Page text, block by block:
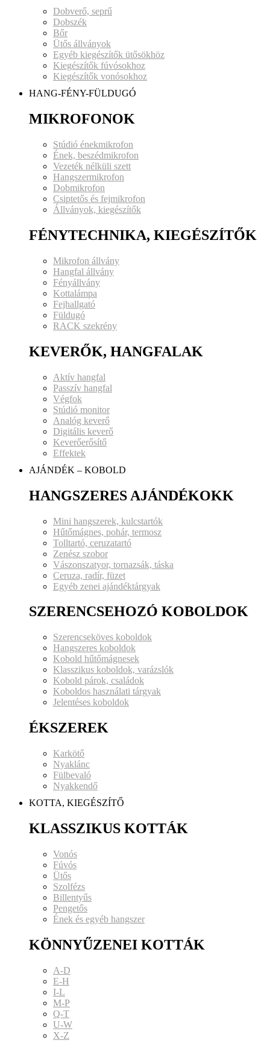
Dobverő, seprű
Dobszék
Bőr
Ütős állványok
Egyéb kiegészítők ütősökhöz
Kiegészítők fúvósokhoz
Kiegészítők vonósokhoz
HANG-FÉNY-FÜLDUGÓ
MIKROFONOK
Stúdió énekmikrofon
Ének, beszédmikrofon
Vezeték nélküli szett
Hangszermikrofon
Dobmikrofon
Csiptetős és fejmikrofon
Állványok, kiegészítők
FÉNYTECHNIKA, KIEGÉSZÍTŐK
Mikrofon állvány
Hangfal állvány
Fényállvány
Kottalámpa
Fejhallgató
Füldugó
RACK szekrény
KEVERŐK, HANGFALAK
Aktív hangfal
Passzív hangfal
Végfok
Stúdió monitor
Analóg keverő
Digitális keverő
Keverőerősítő
Effektek
AJÁNDÉK – KOBOLD
HANGSZERES AJÁNDÉKOKK
Mini hangszerek, kulcstartók
Hűtőmágnes, pohár, termosz
Tolltartó, ceruzatartó
Zenész szobor
Vászonszatyor, tornazsák, táska
Ceruza, radír, füzet
Egyéb zenei ajándéktárgyak
SZERENCSEHOZÓ KOBOLDOK
Szerencseköves koboldok
Hangszeres koboldok
Kobold hűtőmágnesek
Klasszikus koboldok, varázslók
Kobold párok, családok
Koboldos használati tárgyak
Jelentéses koboldok
ÉKSZEREK
Karkötő
Nyaklánc
Fülbevaló
Nyakkendő
KOTTA, KIEGÉSZÍTŐ
KLASSZIKUS KOTTÁK
Vonós
Fúvós
Ütős
Szolfézs
Billentyűs
Pengetős
Ének és egyéb hangszer
KÖNNYŰZENEI KOTTÁK
A-D
E-H
I-L
M-P
Q-T
U-W
X-Z